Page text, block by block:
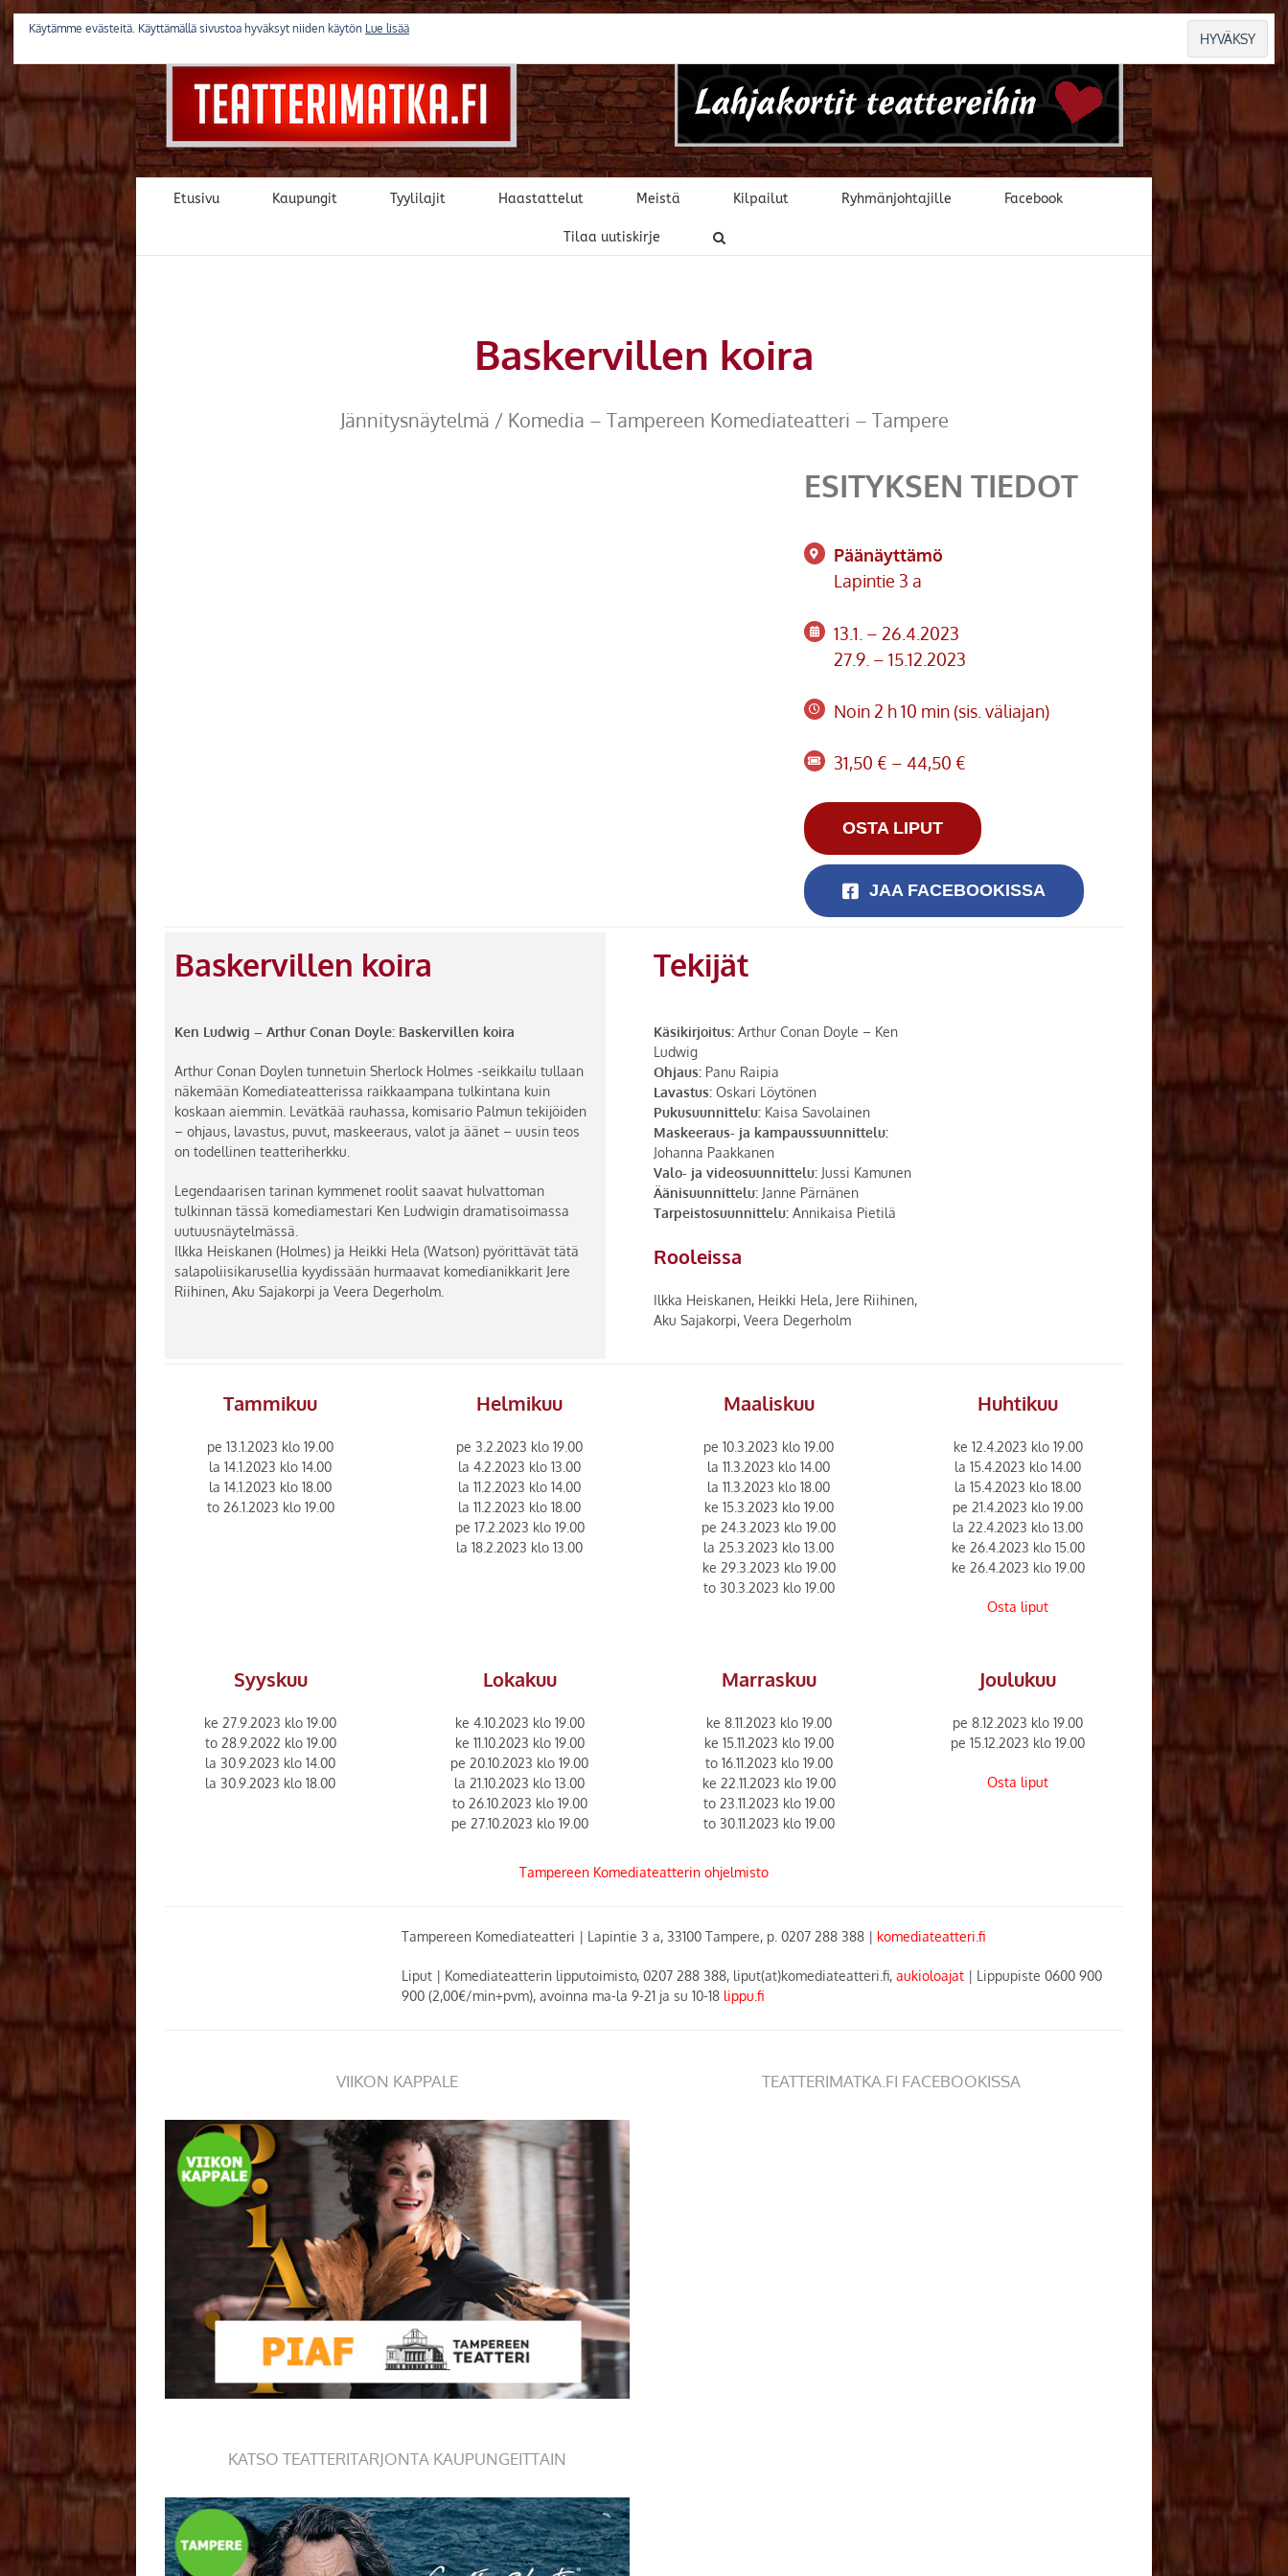
to
Etusivu Kaupungit Tyylilajit Haastattelut Meistä Kilpailut Ryhmänjohtajille Facebook
Tilaa uutiskirje
Baskervillen koira
Jännitysnäytelmä / Komedia – Tampereen Komediateatteri – Tampere
ESITYKSEN TIEDOT
Päänäyttämö
Lapintie 3 a
13.1. – 26.4.2023
27.9. – 15.12.2023
Noin 2 h 10 min (sis. väliajan)
31,50 € – 44,50 €
OSTA LIPUT
JAA FACEBOOKISSA
Baskervillen koira
Ken Ludwig – Arthur Conan Doyle: Baskervillen koira
Arthur Conan Doylen tunnetuin Sherlock Holmes -seikkailu tullaan
näkemään Komediateatterissa raikkaampana tulkintana kuin
koskaan aiemmin. Levätkää rauhassa, komisario Palmun tekijöiden
– ohjaus, lavastus, puvut, maskeeraus, valot ja äänet – uusin teos
on todellinen teatteriherkku.
Legendaarisen tarinan kymmenet roolit saavat hulvattoman
tulkinnan tässä komediamestari Ken Ludwigin dramatisoimassa
uutuusnäytelmässä.
Ilkka Heiskanen (Holmes) ja Heikki Hela (Watson) pyörittävät tätä
salapoliisikarusellia kyydissään hurmaavat komedianikkarit Jere
Riihinen, Aku Sajakorpi ja Veera Degerholm.
Tekijät
Käsikirjoitus: Arthur Conan Doyle – Ken
Ludwig
Ohjaus: Panu Raipia
Lavastus: Oskari Löytönen
Pukusuunnittelu: Kaisa Savolainen
Maskeeraus- ja kampaussuunnittelu:
Johanna Paakkanen
Valo- ja videosuunnittelu: Jussi Kamunen
Äänisuunnittelu: Janne Pärnänen
Tarpeistosuunnittelu: Annikaisa Pietilä
Rooleissa
Ilkka Heiskanen, Heikki Hela, Jere Riihinen,
Aku Sajakorpi, Veera Degerholm
Tammikuu
pe 13.1.2023 klo 19.00
la 14.1.2023 klo 14.00
la 14.1.2023 klo 18.00
to 26.1.2023 klo 19.00
Helmikuu
pe 3.2.2023 klo 19.00
la 4.2.2023 klo 13.00
la 11.2.2023 klo 14.00
la 11.2.2023 klo 18.00
pe 17.2.2023 klo 19.00
la 18.2.2023 klo 13.00
Maaliskuu
pe 10.3.2023 klo 19.00
la 11.3.2023 klo 14.00
la 11.3.2023 klo 18.00
ke 15.3.2023 klo 19.00
pe 24.3.2023 klo 19.00
la 25.3.2023 klo 13.00
ke 29.3.2023 klo 19.00
to 30.3.2023 klo 19.00
Huhtikuu
ke 12.4.2023 klo 19.00
la 15.4.2023 klo 14.00
la 15.4.2023 klo 18.00
pe 21.4.2023 klo 19.00
la 22.4.2023 klo 13.00
ke 26.4.2023 klo 15.00
ke 26.4.2023 klo 19.00
Osta liput
Syyskuu
ke 27.9.2023 klo 19.00
to 28.9.2022 klo 19.00
la 30.9.2023 klo 14.00
la 30.9.2023 klo 18.00
Lokakuu
ke 4.10.2023 klo 19.00
ke 11.10.2023 klo 19.00
pe 20.10.2023 klo 19.00
la 21.10.2023 klo 13.00
to 26.10.2023 klo 19.00
pe 27.10.2023 klo 19.00
Marraskuu
ke 8.11.2023 klo 19.00
ke 15.11.2023 klo 19.00
to 16.11.2023 klo 19.00
ke 22.11.2023 klo 19.00
to 23.11.2023 klo 19.00
to 30.11.2023 klo 19.00
Joulukuu
pe 8.12.2023 klo 19.00
pe 15.12.2023 klo 19.00
Osta liput
Tampereen Komediateatterin ohjelmisto
Tampereen Komediateatteri Lapintie 3 a, 33100 Tampere, p. 0207 288 388 komediateatteri.fi
Liput | Komediateatterin lipputoimisto, 0207 288 388, liput(at)komediateatteri.fi,aukioloajat | Lippupiste 0600 900
900 (2,00€/min+pvm), avoinna ma-la 9-21 ja su 10-18 lippu.fi
VIIKON KAPPALE
KATSO TEATTERITARJONTA KAUPUNGEITTAIN
TEATTERIMATKA.FI FACEBOOKISSA
Käytämme evästeitä. Käyttämällä sivustoa hyväksyt niiden käytön Lue lisää